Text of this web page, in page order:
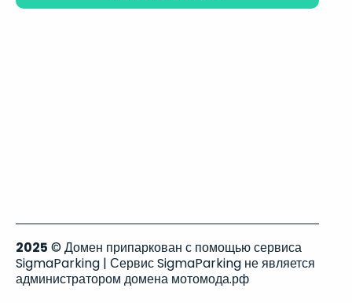
2025 © Домен припаркован с помощью сервиса
SigmaParking | Сервис SigmaParking не является
администратором домена мотомода.рф